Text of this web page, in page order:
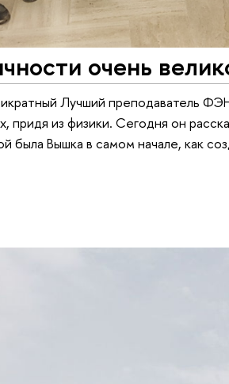
очень
Лучший преподаватель
придя из физики. Сегодня он
Вышка в самом начале, как